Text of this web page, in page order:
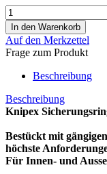
Auf den Merkzettel
Frage zum Produkt
Beschreibung
Beschreibung
Knipex
Bestückt mit
höchste
Für Innen- und